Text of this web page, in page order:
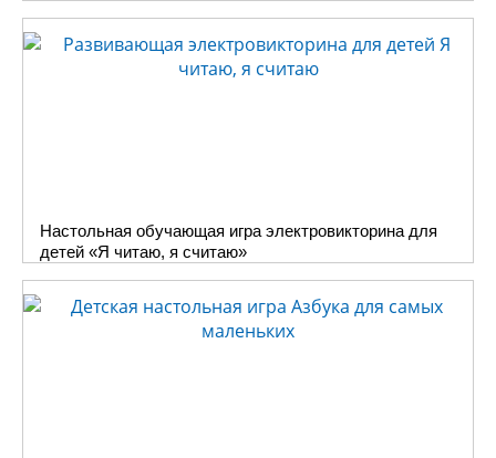
Настольная обучающая игра электровикторина для
детей «Я читаю, я считаю»